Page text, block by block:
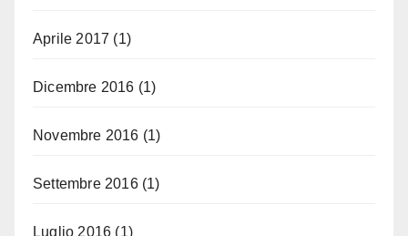
Aprile 2017 (1)
Dicembre 2016 (1)
Novembre 2016 (1)
Settembre 2016(1)
Luglio 2016 (1)